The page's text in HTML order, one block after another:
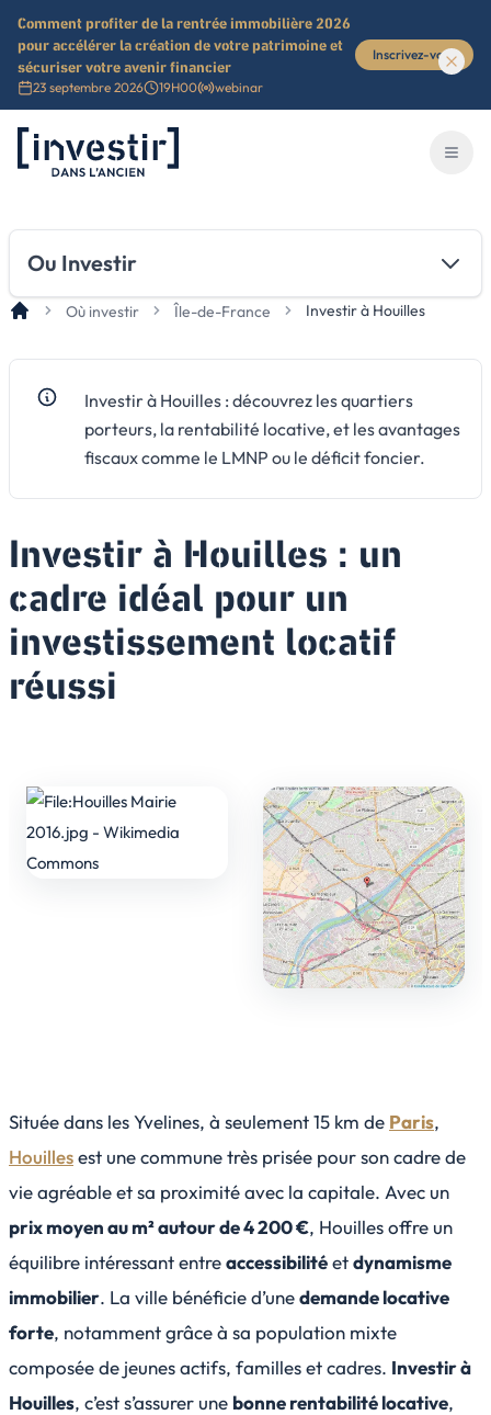
Comment profiter de la rentrée immobilière 2026
pour accélérer la création de votre patrimoine et
sécuriser votre avenir financier
23 septembre 2026 19H00 webinar
Inscrivez-vous
Investir dans l'ancien
Ou Investir
Où investir Île-de-France Investir à Houilles
Investir à Houilles : découvrez les quartiers
porteurs, la rentabilité locative, et les avantages
fiscaux comme le LMNP ou le déficit foncier.
Investir à Houilles : un
cadre idéal pour un
investissement locatif
réussi
Située dans les Yvelines, à seulement 15 km de Paris,
Houillesest une commune très prisée pour son cadre de
vie agréable et sa proximité avec la capitale. Avec un
prix moyen au m² autour de 4 200 €, Houilles offre un
équilibre intéressant entreaccessibilitéetdynamisme
immobilier. La ville bénéficie d’unedemande locative
forte, notamment grâce à sa population mixte
composée de jeunes actifs, familles et cadres. Investir à
Houilles, c’est s’assurer une bonne rentabilité locative,